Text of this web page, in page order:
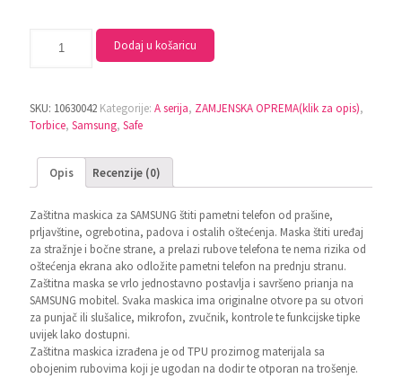
Dodaj u košaricu
SKU: 10630042 Kategorije: A serija, ZAMJENSKA OPREMA(klik za opis),
Torbice, Samsung, Safe
Opis Recenzije (0)
Zaštitna maskica za SAMSUNG štiti pametni telefon od prašine,
prljavštine, ogrebotina, padova i ostalih oštećenja. Maska štiti uređaj
za stražnje i bočne strane, a prelazi rubove telefona te nema rizika od
oštećenja ekrana ako odložite pametni telefon na prednju stranu.
Zaštitna maska se vrlo jednostavno postavlja i savršeno prianja na
SAMSUNG mobitel. Svaka maskica ima originalne otvore pa su otvori
za punjač ili slušalice, mikrofon, zvučnik, kontrole te funkcijske tipke
uvijek lako dostupni.
Zaštitna maskica izrađena je od TPU prozirnog materijala sa
obojenim rubovima koji je ugodan na dodir te otporan na trošenje.